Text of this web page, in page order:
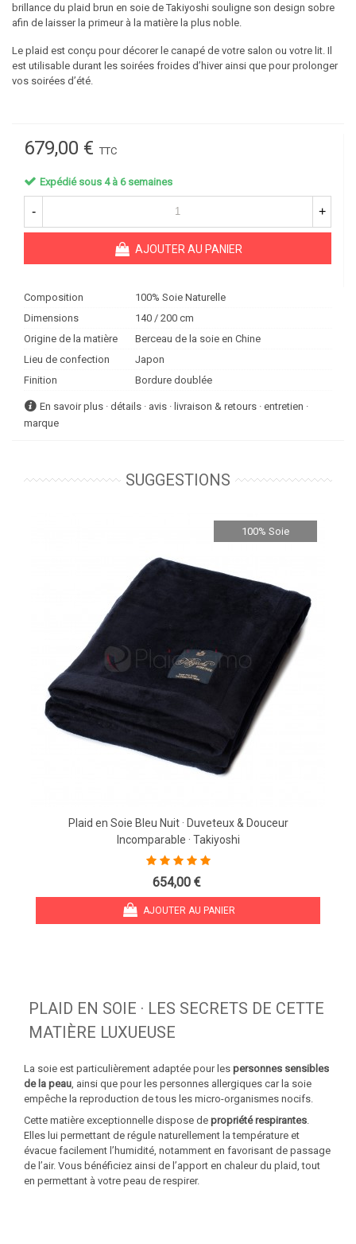
brillance du plaid brun en soie de Takiyoshi souligne son design sobre
afin de laisser la primeur à la matière la plus noble.
Le plaid est conçu pour décorer le canapé de votre salon ou votre lit. Il
est utilisable durant les soirées froides d’hiver ainsi que pour prolonger
vos soirées d’été.
679,00 € TTC
Expédié sous 4 à 6 semaines
- +
AJOUTER AU PANIER
Composition
100% Soie Naturelle
Dimensions
140 / 200 cm
Origine de la matière
Berceau de la soie en Chine
Lieu de confection
Japon
Finition
Bordure doublée
En savoir plus · détails · avis · livraison & retours · entretien ·
marque
SUGGESTIONS
100% Soie
Plaid en Soie Bleu Nuit · Duveteux & Douceur
Incomparable · Takiyoshi
654,00 €
AJOUTER AU PANIER
PLAID EN SOIE · LES SECRETS DE CETTE
MATIÈRE LUXUEUSE
La soie est particulièrement adaptée pour les personnes sensibles
de la peau , ainsi que pour les personnes allergiques car la soie
empêche la reproduction de tous les micro-organismes nocifs.
Cette matière exceptionnelle dispose de propriété respirantes
Elles lui permettant de régule naturellement la température et
évacue facilement l’humidité, notamment en favorisant de passage
de l’air. Vous bénéficiez ainsi de l’apport en chaleur du plaid, tout
en permettant à votre peau de respirer.